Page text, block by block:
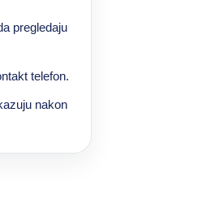
pregledaju
telefon.
nakon